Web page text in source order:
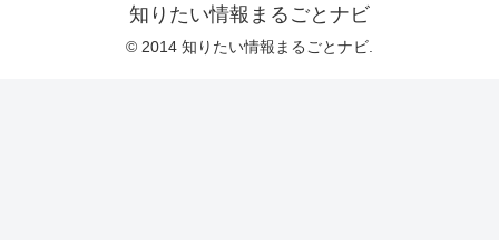
知りたい情報まるごとナビ
© 2014 知りたい情報まるごとナビ.